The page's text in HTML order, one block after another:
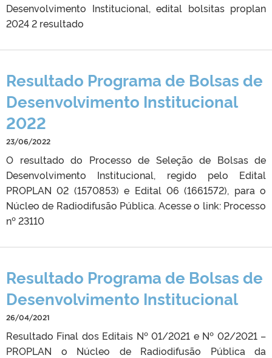
Desenvolvimento Institucional, edital bolsitas proplan
2024 2 resultado
Resultado Programa de Bolsas de
Desenvolvimento Institucional
2022
23/06/2022
O resultado do Processo de Seleção de Bolsas de
Desenvolvimento Institucional, regido pelo Edital
PROPLAN 02 (1570853) e Edital 06 (1661572), para o
Núcleo de Radiodifusão Pública. Acesse o link: Processo
nº 23110
Resultado Programa de Bolsas de
Desenvolvimento Institucional
26/04/2021
Resultado Final dos Editais Nº 01/2021 e Nº 02/2021 –
PROPLAN o Núcleo de Radiodifusão Pública da